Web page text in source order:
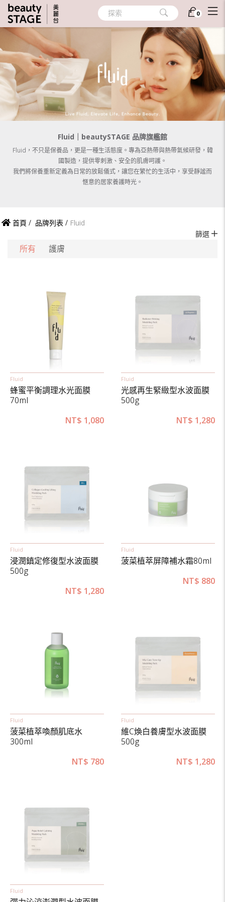
探索 0
Fluid｜beautySTAGE 品牌旗艦館
Fluid，不只是保養品，更是一種生活態度。專為亞熱帶與熱帶氣候研發，韓
國製造，提供零刺激、安全的肌膚呵護。
我們將保養重新定義為日常的放鬆儀式，讓您在繁忙的生活中，享受靜謐而
愜意的居家養護時光。
首頁 / 品牌列表 / Fluid
篩選
所有 護膚
Fluid
蜂蜜平衡調理水光面膜
70ml
NT$ 1,080
Fluid
光感再生緊緻型水波面膜
500g
NT$ 1,280
Fluid
浸潤鎮定修復型水波面膜
500g
NT$ 1,280
Fluid
菠菜植萃屏障補水霜80ml
NT$ 880
Fluid
菠菜植萃喚顏肌底水
300ml
NT$ 780
Fluid
維C煥白養膚型水波面膜
500g
NT$ 1,280
Fluid